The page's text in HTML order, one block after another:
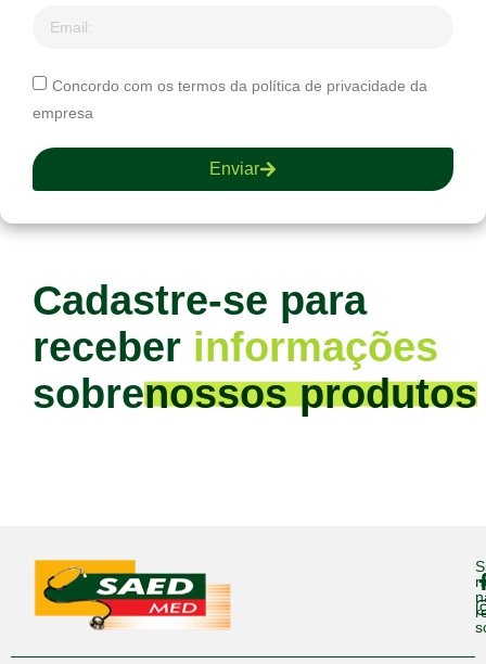
Concordo com os termos da política de privacidade da
empresa
Enviar
Cadastre-se para
receber informações
sobrenossos produtos